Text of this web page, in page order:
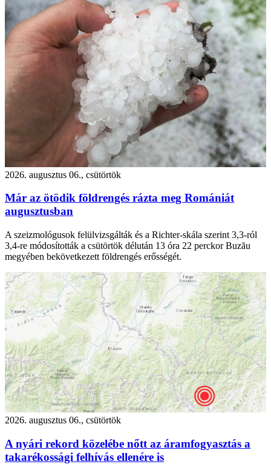
2026. augusztus 06., csütörtök
Már az ötödik földrengés rázta meg Romániát
augusztusban
A szeizmológusok felülvizsgálták és a Richter-skála szerint 3,3-ról
3,4-re módosították a csütörtök délután 13 óra 22 perckor Buzău
megyében bekövetkezett földrengés erősségét.
2026. augusztus 06., csütörtök
A nyári rekord közelébe nőtt az áramfogyasztás a
takarékossági felhívás ellenére is